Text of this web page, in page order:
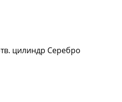
цилиндр Серебро